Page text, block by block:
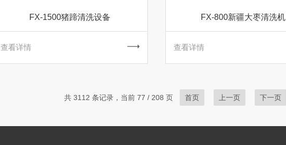
FX-1500猪蹄清洗设备
查看详情
FX-800新疆大枣清洗机
查看详情
共 3112 条记录，当前 77 / 208 页 首页 上一页 下一页